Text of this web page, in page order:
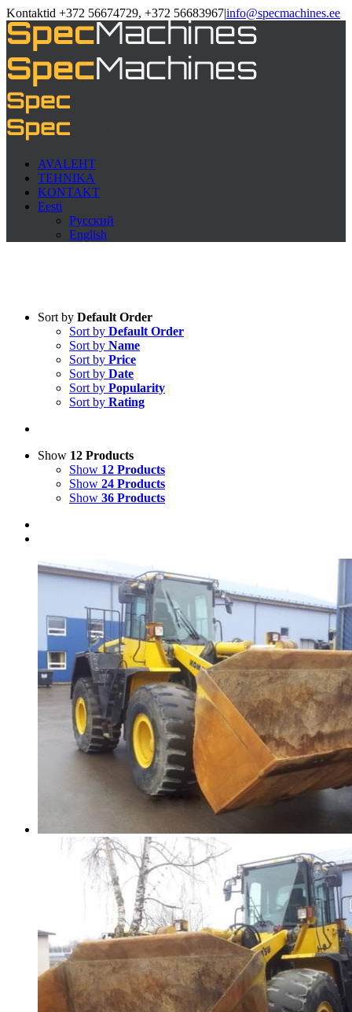
Kontaktid +372 56674729, +372 56683967|info@specmachines.ee
AVALEHT
TEHNIKA
KONTAKT
Eesti
Русский
English
Sort by Default Order
Sort by Default Order
Sort by Name
Sort by Price
Sort by Date
Sort by Popularity
Sort by Rating
Show 12 Products
Show 12 Products
Show 24 Products
Show 36 Products